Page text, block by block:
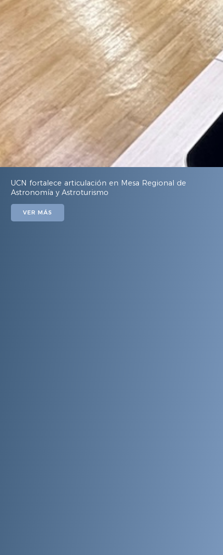
UCN fortalece articulación en Mesa Regional de
Astronomía y Astroturismo
VER MÁS